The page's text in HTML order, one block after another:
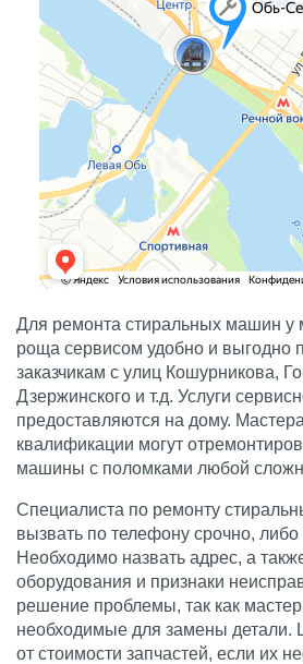
Для ремонта стиральных машин у
роща сервисом удобно и выгодно
заказчикам с улиц Кошурникова,
Дзержинского и т.д. Услуги
предоставляются на дому.
квалификации могут
машины с поломками любой
Специалиста по ремонту
вызвать по телефону срочно,
Необходимо назвать адрес, а
оборудования и признаки
решение проблемы, так как мастер
необходимые для замены детали.
от стоимости запчастей, если их